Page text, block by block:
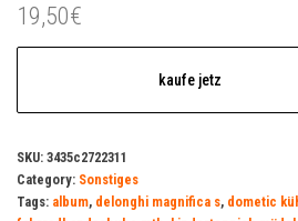
19,50€
kaufe jetz
SKU: 3435c2722311
Category: Sonstiges
Tags: album, delonghi magnifica s, dometic